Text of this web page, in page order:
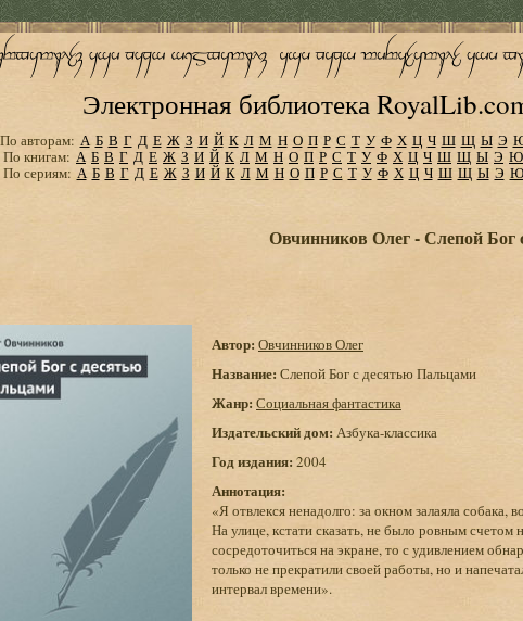
Электронная библиотека
По авторам: А Б В Г Д Е Ж З И Й К Л М Н О П Р С Т У Ф Х Ц Ч Ш Щ Ы Э
По книгам: А Б В Г Д Е Ж З И Й К Л М Н О П Р С Т У Ф Х Ц Ч Ш Щ Ы Э Ю
По сериям: А Б В Г Д Е Ж З И Й К Л М Н О П Р С Т У Ф Х Ц Ч Ш Щ Ы Э Ю
Овчинников Олег - Слепой Бог
Автор: Овчинников Олег
Название: Слепой Бог с десятью Пальцами
Жанр: Социальная фантастика
Издательский дом: Азбука-классика
Год издания: 2004
Аннотация:
«Я отвлекся ненадолго: за окном залаяла собака,
На улице, кстати сказать, не было ровным счетом
сосредоточиться на экране, то с удивлением
только не прекратили своей работы, но и
интервал времени».